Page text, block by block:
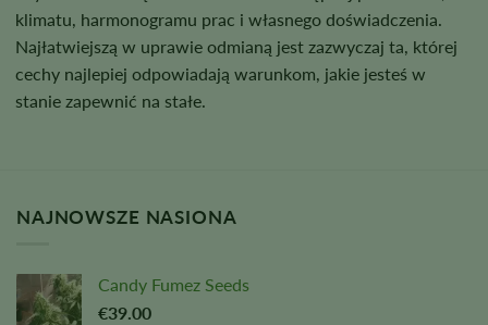
klimatu, harmonogramu prac i własnego doświadczenia.
Najłatwiejszą w uprawie odmianą jest zazwyczaj ta, której
cechy najlepiej odpowiadają warunkom, jakie jesteś w
stanie zapewnić na stałe.
NAJNOWSZE NASIONA
Candy Fumez Seeds
€39.00